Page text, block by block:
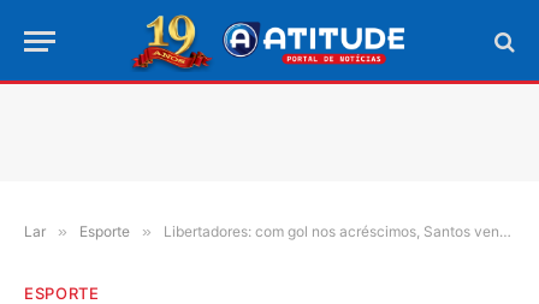
Lar » Esporte » Libertadores: com gol nos acréscimos, Santos vence Defensa y Justicia
ESPORTE